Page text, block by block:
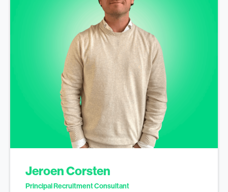
Jeroen Corsten
Principal Recruitment Consultant